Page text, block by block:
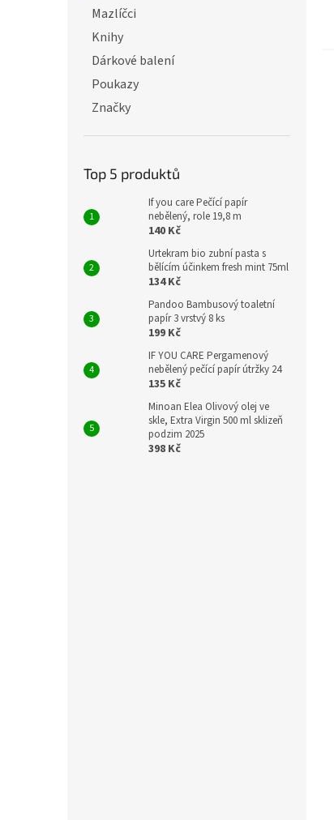
Mazlíčci
Knihy
Dárkové balení
Poukazy
Značky
Top 5 produktů
If you care Pečící papír
nebělený, role 19,8 m
140 Kč
Urtekram bio zubní pasta s
bělícím účinkem fresh mint 75ml
134 Kč
Pandoo Bambusový toaletní
papír 3 vrstvý 8 ks
199 Kč
IF YOU CARE Pergamenový
nebělený pečící papír útržky 24
135 Kč
Minoan Elea Olivový olej ve
skle, Extra Virgin 500 ml sklizeň
podzim 2025
398 Kč